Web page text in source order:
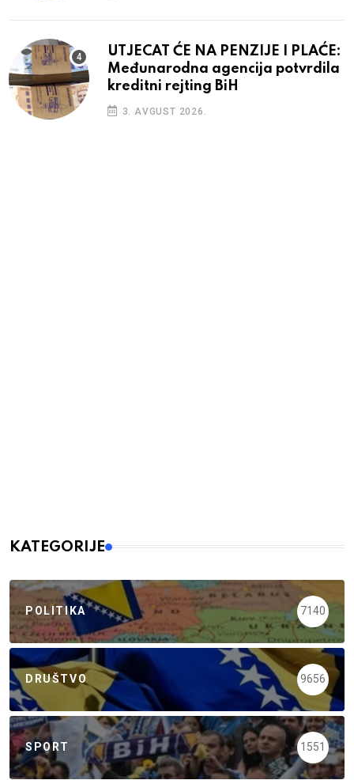
UTJECAT ĆE NA PENZIJE I PLAĆE:
Međunarodna agencija potvrdila
kreditni rejting BiH
3. AVGUST 2026.
KATEGORIJE
POLITIKA 7140
DRUŠTVO 9656
SPORT 1551